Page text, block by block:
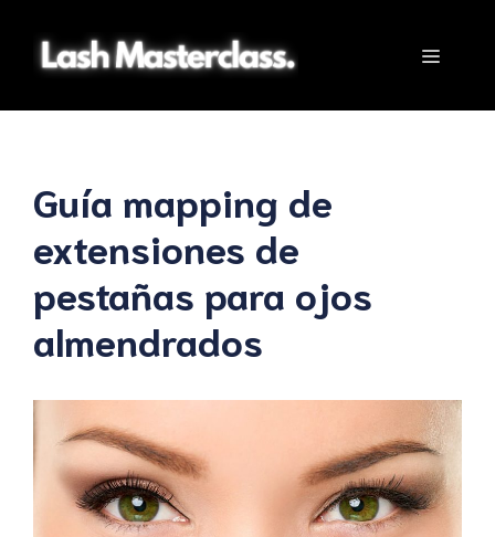
contenido
Menú
Guía mapping de
extensiones de
pestañas para ojos
almendrados